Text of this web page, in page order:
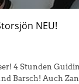
NEU!
4 Stunden
Barsch! Auch